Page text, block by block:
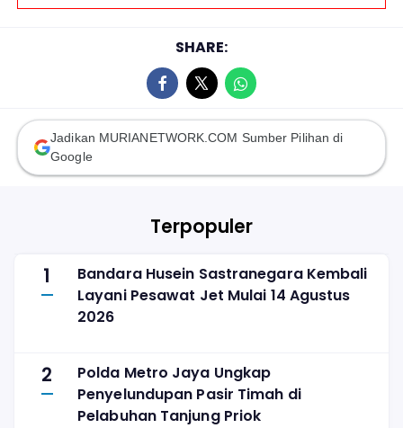
SHARE:
Jadikan MURIANETWORK.COM Sumber Pilihan di
Google
Terpopuler
1
Bandara Husein Sastranegara Kembali
Layani Pesawat Jet Mulai 14 Agustus
2026
2
Polda Metro Jaya Ungkap
Penyelundupan Pasir Timah di
Pelabuhan Tanjung Priok